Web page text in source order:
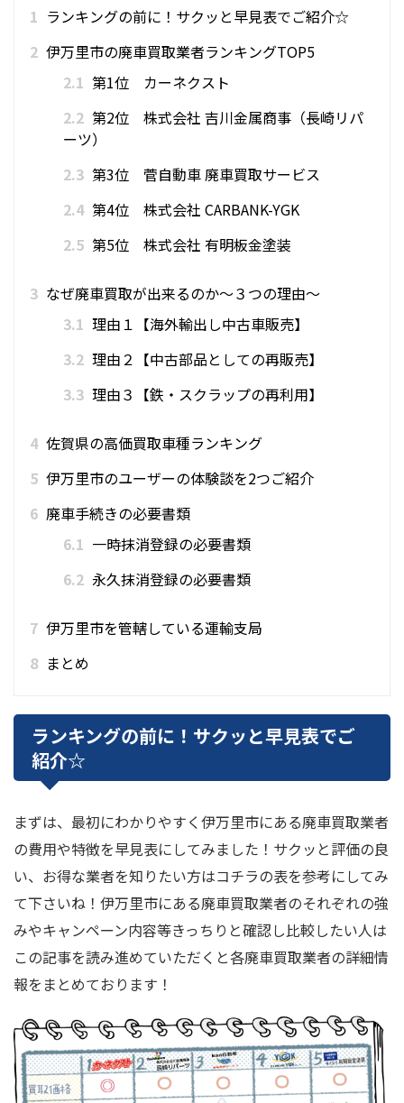
1 ランキングの前に！サクッと早見表でご紹介☆
2 伊万里市の廃車買取業者ランキングTOP5
2.1 第1位 カーネクスト
2.2 第2位 株式会社 吉川金属商事（長崎リパ
ーツ）
2.3 第3位 菅自動車 廃車買取サービス
2.4 第4位 株式会社 CARBANK-YGK
2.5 第5位 株式会社 有明板金塗装
3 なぜ廃車買取が出来るのか～３つの理由～
3.1 理由１【海外輸出し中古車販売】
3.2 理由２【中古部品としての再販売】
3.3 理由３【鉄・スクラップの再利用】
4 佐賀県の高価買取車種ランキング
5 伊万里市のユーザーの体験談を2つご紹介
6 廃車手続きの必要書類
6.1 一時抹消登録の必要書類
6.2 永久抹消登録の必要書類
7 伊万里市を管轄している運輸支局
8 まとめ
ランキングの前に！サクッと早見表でご
紹介☆
まずは、最初にわかりやすく伊万里市にある廃車買取業者
の費用や特徴を早見表にしてみました！サクッと評価の良
い、お得な業者を知りたい方はコチラの表を参考にしてみ
て下さいね！伊万里市にある廃車買取業者のそれぞれの強
みやキャンペーン内容等きっちりと確認し比較したい人は
この記事を読み進めていただくと各廃車買取業者の詳細情
報をまとめております！